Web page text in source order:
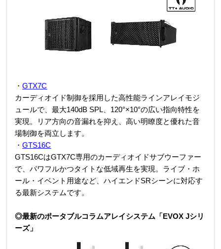
・GTX7C
カーディオイド制御を採用した高性能ラインアレイモジ
ュールで、最大140dB SPL、120°×10°の広い指向特性を
実現。リア方向の音漏れを抑え、高い明瞭度と優れた音
場制御を両立します。
・GTS16C
GTS16CはGTX7C専用のカーディオイドサブウーファー
で、パワフルかつタイトな低域再生を実現。ライブ・ホ
ール・イベント用途など、ハイエンドSRシーンに対応す
る最新システムです。
◎最新のポータブルコラムアレイシステム「EVOX Jシリ
ーズ」